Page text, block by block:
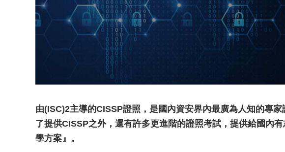
由(ISC)2主導的CISSP證照，是國內資安界內最廣為人知的專
了提供CISSP之外，還有許多更進階的證照考試，提供給國內
學方案』。